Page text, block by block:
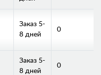
Заказ 5-
8 дней
0
Заказ 5-
8 дней
0